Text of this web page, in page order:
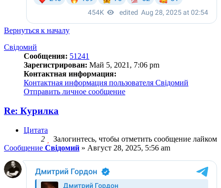
Вернуться к началу
Свідомий
Сообщения: 51241
Зарегистрирован: Май 5, 2021, 7:06 pm
Контактная информация:
Контактная информация пользователя Свідомий
Отправить личное сообщение
Re: Курилка
Цитата
2
Залогинтесь, чтобы отметить сообщение лайком
Сообщение Свідомий » Август 28, 2025, 5:56 am